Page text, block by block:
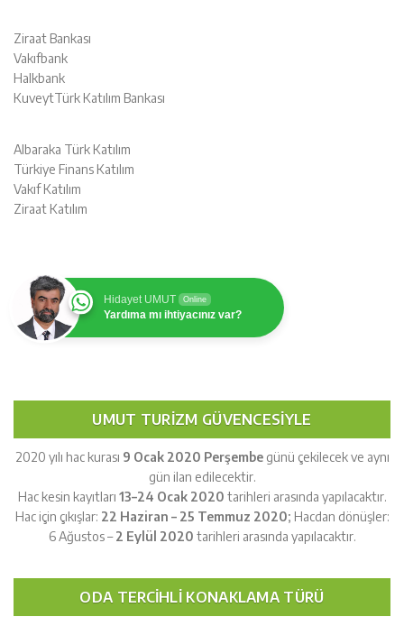
Ziraat Bankası
Vakıfbank
Halkbank
KuveytTürk Katılım Bankası
Albaraka Türk Katılım
Türkiye Finans Katılım
Vakıf Katılım
Ziraat Katılım
Hidayet UMUT Online
Yardıma mı ihtiyacınız var?
UMUT TURIZM GÜVENCESIYLE
2020 yılı hac kurası 9 Ocak 2020 Perşembegünü çekilecek ve aynı
gün ilan edilecektir.
Hac kesin kayıtları 13–24 Ocak 2020 tarihleri arasında yapılacaktır.
Hac için çıkışlar: 22 Haziran – 25 Temmuz 2020; Hacdan dönüşler:
6 Ağustos –2 Eylül 2020 tarihleri arasında yapılacaktır.
ODA TERCIHLI KONAKLAMA TÜRÜ